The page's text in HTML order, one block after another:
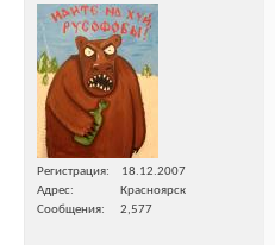
Регистрация
18.12.2007
Адрес
Красноярск
Сообщения
2,577